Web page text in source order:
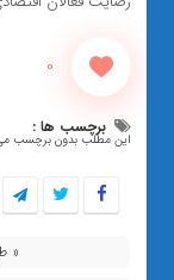
0
برچسب ها :
این مطلب بدون برچسب
«